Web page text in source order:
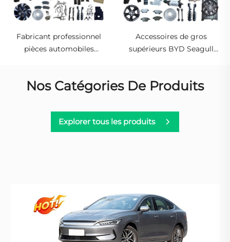
Fabricant professionnel
pièces automobiles
hybrides électriques EV
Volkswagen ID.6
Accessoires de gros
supérieurs BYD Seagull
électriques d'énergie
BYD Seagull
Nos Catégories De Produits
Explorer tous les produits